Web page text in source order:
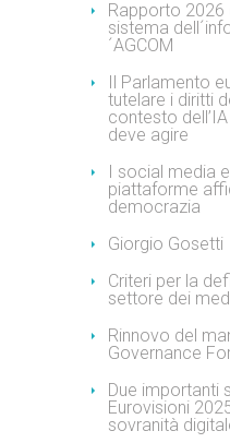
Rapporto 2026
sistema
´AGCOM
Il Parlamento
tutelare i diritti
contesto
deve agire
I social media
piattaforme
democrazia
Giorgio Gosetti
Criteri per la
settore dei
Rinnovo del
Governance
Due importanti
Eurovisioni
sovranità